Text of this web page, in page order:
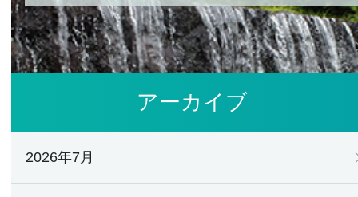
アーカイブ
2026年7月